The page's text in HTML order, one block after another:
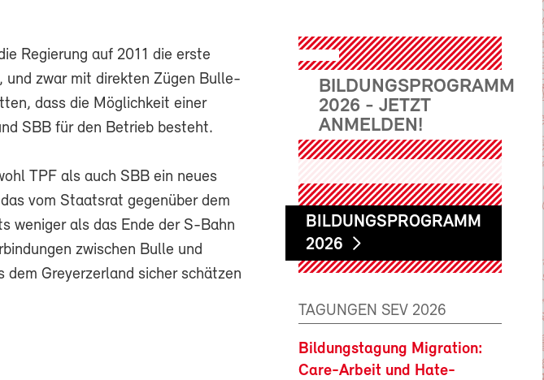
Regierung auf 2011 die erste
und zwar mit direkten Zügen Bulle-
dass die Möglichkeit einer
SBB für den Betrieb besteht.
TPF als auch SBB ein neues
vom Staatsrat gegenüber dem
weniger als das Ende der S-Bahn
zwischen Bulle und
dem Greyerzerland sicher schätzen
BILDUNGSPROGRAMM
2026 - JETZT
ANMELDEN!
BILDUNGSPROGRAMM
2026
TAGUNGEN SEV 2026
Bildungstagung Migration:
Care-Arbeit und Hate-